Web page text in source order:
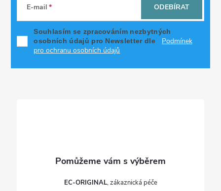
E-mail
Souhlasím se zpracováním nezbytných
osobních údajů pro Newsletter dle
Podmínek
pro ochranu osobních údajů
ODEBÍRAT
EC-ORIGINAL